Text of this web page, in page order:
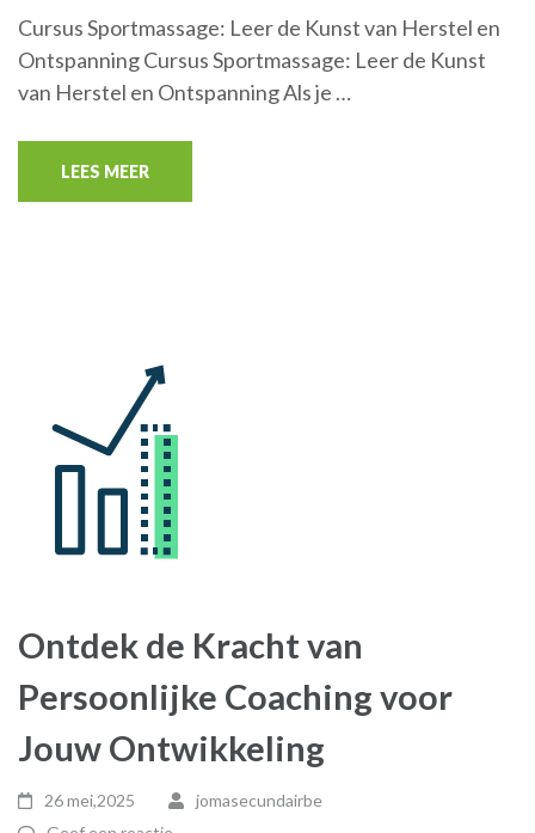
Cursus Sportmassage: Leer de Kunst van Herstel en
Ontspanning Cursus Sportmassage: Leer de Kunst
van Herstel en Ontspanning Als je …
LEES MEER
Ontdek de Kracht van
Persoonlijke Coaching voor
Jouw Ontwikkeling
26 mei,2025
jomasecundairbe